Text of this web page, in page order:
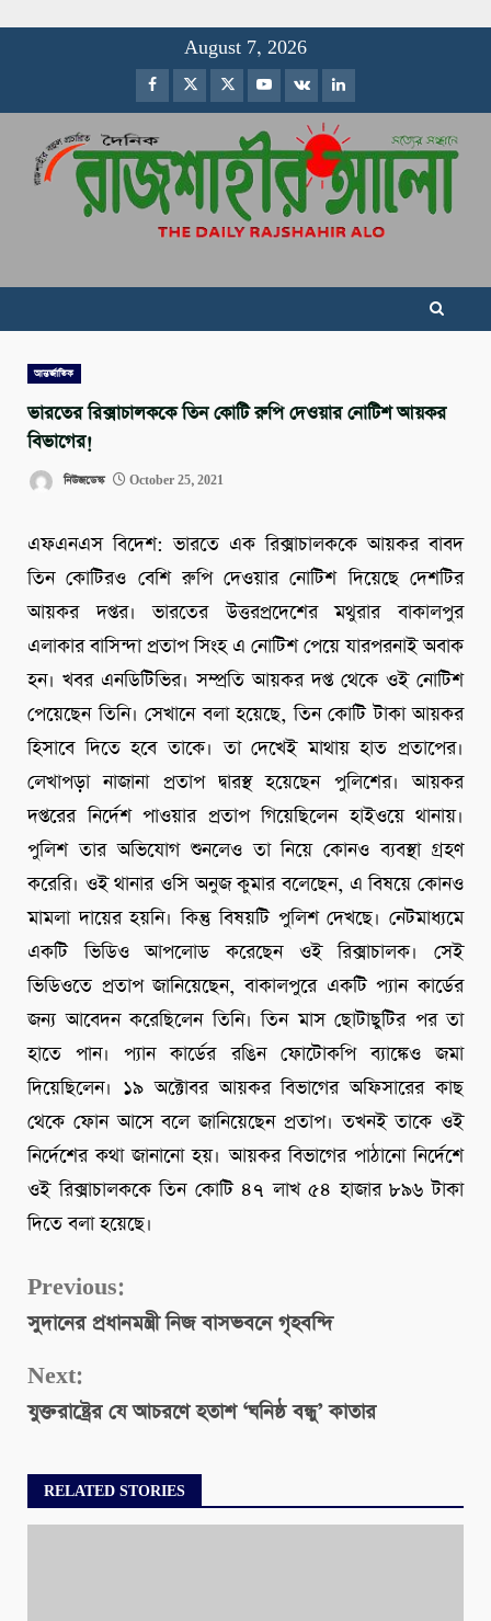
August 7, 2026
Facebook
TwitterInstagram
Youtube
VK LinkedIn
আন্তর্জাতিক
ভারতের রিক্সাচালককে তিন কোটি রুপি দেওয়ার নোটিশ আয়কর
বিভাগের!
নিউজডেস্ক October 25, 2021
এফএনএস বিদেশ: ভারতে এক রিক্সাচালককে আয়কর বাবদ
তিন কোটিরও বেশি রুপি দেওয়ার নোটিশ দিয়েছে দেশটির
আয়কর দপ্তর। ভারতের উত্তরপ্রদেশের মথুরার বাকালপুর
এলাকার বাসিন্দা প্রতাপ সিংহ এ নোটিশ পেয়ে যারপরনাই অবাক
হন। খবর এনডিটিভির। সম্প্রতি আয়কর দপ্ত থেকে ওই নোটিশ
পেয়েছেন তিনি। সেখানে বলা হয়েছে, তিন কোটি টাকা আয়কর
হিসাবে দিতে হবে তাকে। তা দেখেই মাথায় হাত প্রতাপের।
লেখাপড়া নাজানা প্রতাপ দ্বারস্থ হয়েছেন পুলিশের। আয়কর
দপ্তরের নির্দেশ পাওয়ার প্রতাপ গিয়েছিলেন হাইওয়ে থানায়।
পুলিশ তার অভিযোগ শুনলেও তা নিয়ে কোনও ব্যবস্থা গ্রহণ
করেরি। ওই থানার ওসি অনুজ কুমার বলেছেন, এ বিষয়ে কোনও
মামলা দায়ের হয়নি। কিন্তু বিষয়টি পুলিশ দেখছে। নেটমাধ্যমে
একটি ভিডিও আপলোড করেছেন ওই রিক্সাচালক। সেই
ভিডিওতে প্রতাপ জানিয়েছেন, বাকালপুরে একটি প্যান কার্ডের
জন্য আবেদন করেছিলেন তিনি। তিন মাস ছোটাছুটির পর তা
হাতে পান। প্যান কার্ডের রঙিন ফোটোকপি ব্যাঙ্কেও জমা
দিয়েছিলেন। ১৯ অক্টোবর আয়কর বিভাগের অফিসারের কাছ
থেকে ফোন আসে বলে জানিয়েছেন প্রতাপ। তখনই তাকে ওই
নির্দেশের কথা জানানো হয়। আয়কর বিভাগের পাঠানো নির্দেশে
ওই রিক্সাচালককে তিন কোটি ৪৭ লাখ ৫৪ হাজার ৮৯৬ টাকা
দিতে বলা হয়েছে।
Continue
Reading
Previous:
সুদানের প্রধানমন্ত্রী নিজ বাসভবনে গৃহবন্দি
Next:
যুক্তরাষ্ট্রের যে আচরণে হতাশ ‘ঘনিষ্ঠ বন্ধু’ কাতার
RELATED STORIES